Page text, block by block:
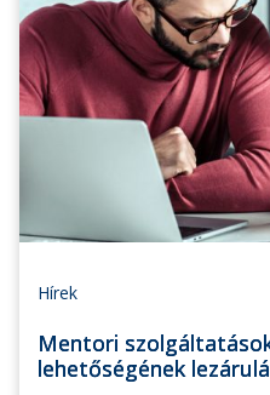
Hírek
Mentori
lehetőségének